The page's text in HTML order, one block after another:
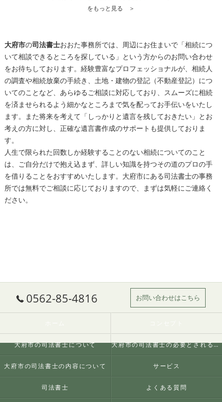
をもっと見る ＞
大府市の司法書士おおた事務所では、周辺にお住まいで「相続につ
いて相談できるところを探している」という方からのお問い合わせ
をお待ちしております。経験豊富なプロフェッショナルが、相続人
の調査や相続放棄の手続き、土地・建物の登記（不動産登記）につ
いてのことなど、あらゆるご相談に対応しており、スムーズに相続
を済ませられるよう細かなところまで気を配ってお手伝いをいたし
ます。また将来を考えて「しっかりと遺言を残しておきたい」とお
考えの方に対し、正確な遺言書作成のサポートも提供しておりま
す。
人生で限られた回数しか経験することのない相続についてのこと
は、ご自分だけで抱え込まず、詳しい知識を持つその道のプロの手
を借りることをおすすめいたします。 大府市にある司法書士の事務
所では無料でご相談に応じておりますので、まずは気軽にご連絡く
ださい。
0562-85-4816 お問い合わせはこちら
大府市の司法書士について 大府市の司法書士の必要とされる理由
大府市の司法書士の内容について サービス
司法書士 よくある質問